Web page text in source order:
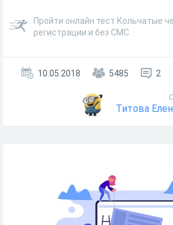
Пройти онлайн тест Кольчатые
регистрации и без СМС
10.05.2018 5485 2
Титова